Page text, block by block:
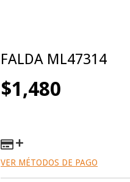
FALDA ML47314
$1,480
VER MÉTODOS DE PAGO